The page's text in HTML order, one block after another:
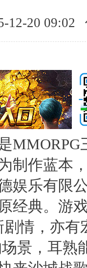
12-20 09:02
制作蓝本
娱乐有限
经典。游
情，亦
景，耳熟